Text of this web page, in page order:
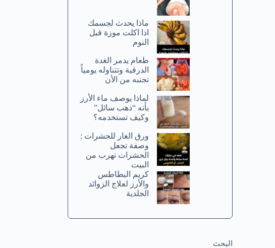
ماذا يحدث لجسمك
اذا اكلت موزة قبل
النوم
طعام يدمر الغدة
الدرقية وتتناوله يومياً
تجنبه من الأن
لماذا يوصف ماء الأرز
بأنه “ذهب سائل”
وكيف تستخدمه؟
ورق الغار للحشرات :
وصفة تجعل
الحشرات تهرب من
البيت
كريم البطاطس
والأرز لعلاج الزوائد
الجلدية
البحث